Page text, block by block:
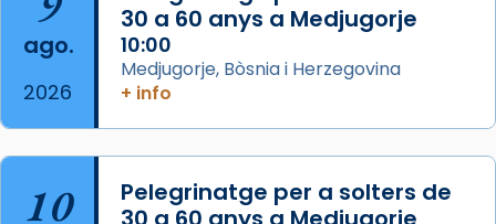
2 weeks ago
Aquest dilluns, 27 de juliol, ha tingut lloc la
missa d’acció de gràcies en agraïment al
comitè organitzador de la visita apostòlica
del Sant Pare Lleó XIV a Barcelona, i als
col·laboradors, a la Catedral de Barcelona.
L’arquebisbe de Barcelona, el cardenal Joan
ago.
2026
30 a 60 anys a Medjugorje
10:00
Medjugorje, Bòsnia i Herzegovina
+ info
10
Pelegrinatge per a solters de